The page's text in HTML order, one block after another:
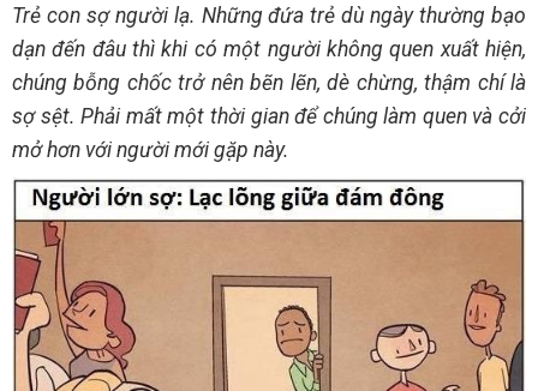
Trẻ con sợ người lạ. Những đứa trẻ dù ngày thường bạo
dạn đến đâu thì khi có một người không quen xuất hiện,
chúng bỗng chốc trở nên bẽn lẽn, dè chừng, thậm chí là
sợ sệt. Phải mất một thời gian để chúng làm quen và cởi
mở hơn với người mới gặp này.